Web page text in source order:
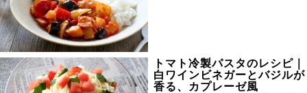
トマト冷製パスタのレシピ｜
白ワインビネガーとバジルが
香る、カプレーゼ風